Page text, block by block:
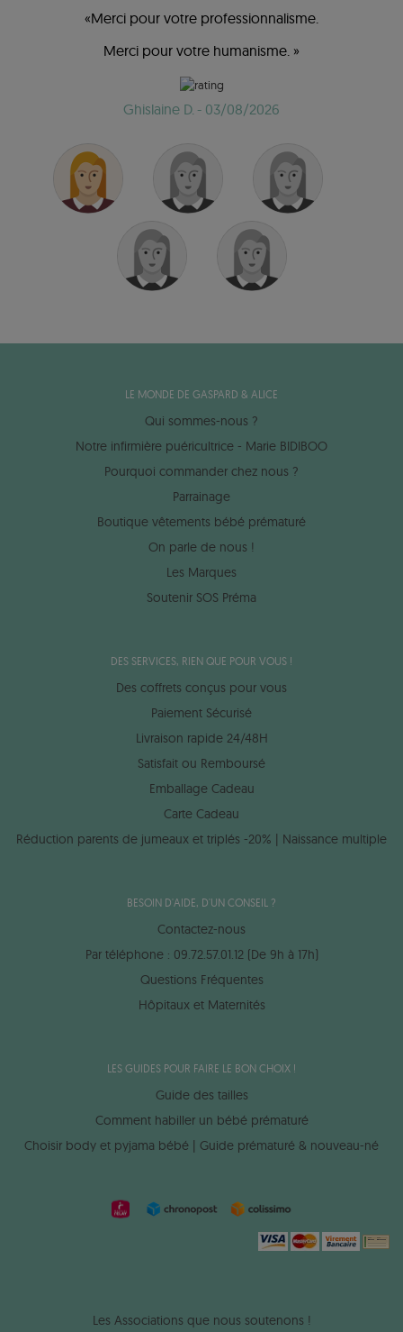
«Merci pour votre professionnalisme.
Merci pour votre humanisme. »
Ghislaine D. - 03/08/2026
LE MONDE DE GASPARD & ALICE
Qui sommes-nous ?
Notre infirmière puéricultrice - Marie BIDIBOO
Pourquoi commander chez nous ?
Parrainage
Boutique vêtements bébé prématuré
On parle de nous !
Les Marques
Soutenir SOS Préma
DES SERVICES, RIEN QUE POUR VOUS !
Des coffrets conçus pour vous
Paiement Sécurisé
Livraison rapide 24/48H
Satisfait ou Remboursé
Emballage Cadeau
Carte Cadeau
Réduction parents de jumeaux et triplés -20% | Naissance multiple
BESOIN D'AIDE, D'UN CONSEIL ?
Contactez-nous
Par téléphone : 09.72.57.01.12 (De 9h à 17h)
Questions Fréquentes
Hôpitaux et Maternités
LES GUIDES POUR FAIRE LE BON CHOIX !
Guide des tailles
Comment habiller un bébé prématuré
Choisir body et pyjama bébé | Guide prématuré & nouveau-né
Les Associations que nous soutenons !